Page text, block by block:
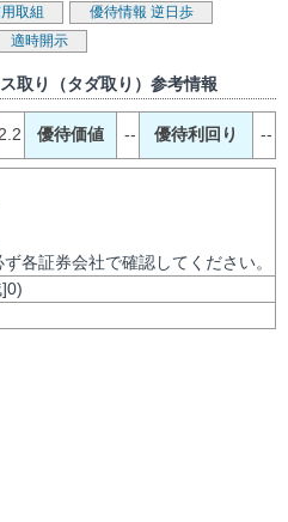
取組 優待情報 逆日歩
適時開示
取り（タダ取り）参考情報
2.2 優待価値 -- 優待利回り --
各証券会社で確認してください。